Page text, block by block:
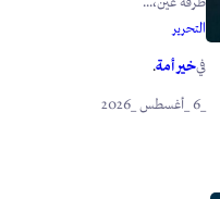
التحرير
فيخير أمة.